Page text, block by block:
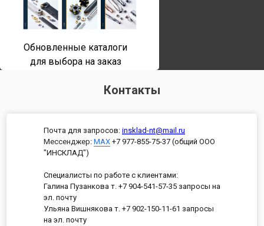
Обновленные каталоги
для выбора на заказ
Контакты
Почта для запросов: insklad-nt@mail.ru
Мессенджер: MAX +7 977-855-75-37 (общий ООО
"ИНСКЛАД")
Специалисты по работе с клиентами:
Галина Пузанкова т. +7 904-541-57-35 запросы на
эл. почту
Ульяна Вишнякова т. +7 902-150-11-61 запросы
на эл. почту